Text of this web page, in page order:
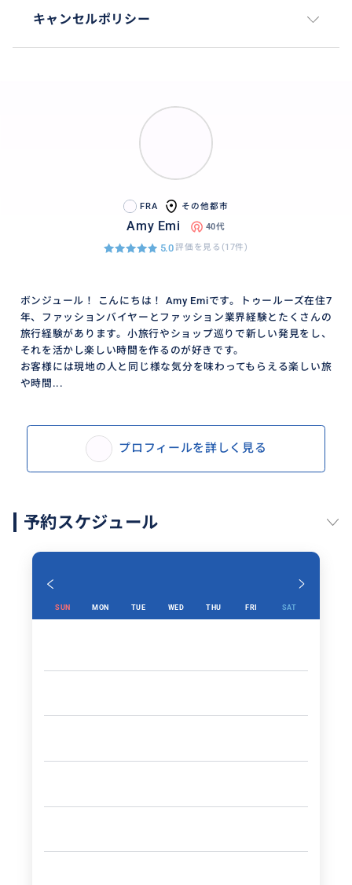
キャンセルポリシー
FRA その他都市
Amy Emi 40代
5.0評価を見る(17件)
ボンジュール！ こんにちは！ Amy Emiです。トゥールーズ在住7
年、ファッションバイヤーとファッション業界経験とたくさんの
旅行経験があります。小旅行やショップ巡りで新しい発見をし、
それを活かし楽しい時間を作るのが好きです。
お客様には現地の人と同じ様な気分を味わってもらえる楽しい旅
や時間...
プロフィールを詳しく見る
予約スケジュール
SUN MON TUE WED THU FRI SAT